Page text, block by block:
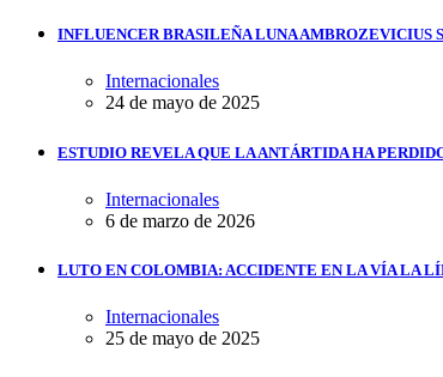
INFLUENCER BRASILEÑA LUNA AMBROZEVICIUS
Internacionales
24 de mayo de 2025
ESTUDIO REVELA QUE LA ANTÁRTIDA HA
Internacionales
6 de marzo de 2026
LUTO EN COLOMBIA: ACCIDENTE EN LA VÍA LA
Internacionales
25 de mayo de 2025